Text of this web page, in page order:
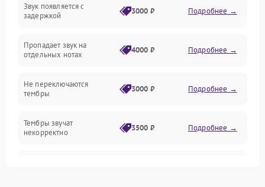
Подключения и интерфейсы
Оптика
Электроника
Звук появляется с
задержкой
3000 ₽ Подробнее →
Пропадает звук на
отдельных нотах
4000 ₽ Подробнее →
Не переключаются
тембры
3000 ₽ Подробнее →
Тембры звучат
некорректно
3500 ₽ Подробнее →